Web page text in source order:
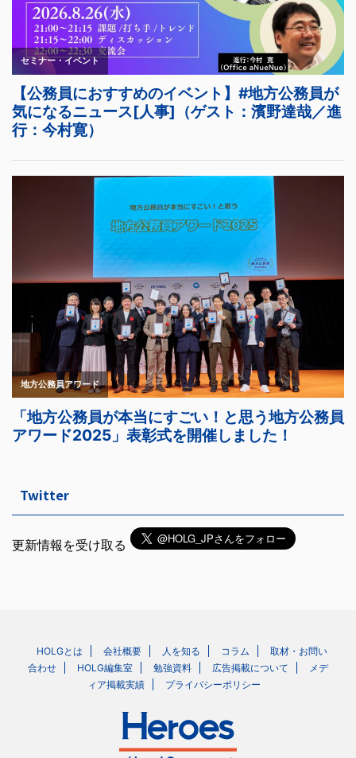
Twitter
更新情報を受け取る
HOLGとは 会社概要 人を知る コラム
取材・お問い
合わせ
HOLG編集室 勉強資料 広告掲載について
メデ
ィア掲載実績
プライバシーポリシー